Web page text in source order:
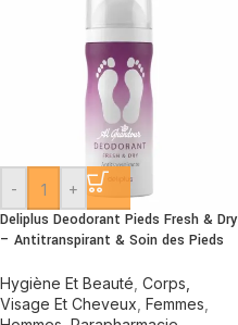
- +
Deliplus Deodorant Pieds Fresh & Dry
– Antitranspirant & Soin des Pieds
Hygiène Et Beauté Corps,
Visage Et Cheveux Femmes